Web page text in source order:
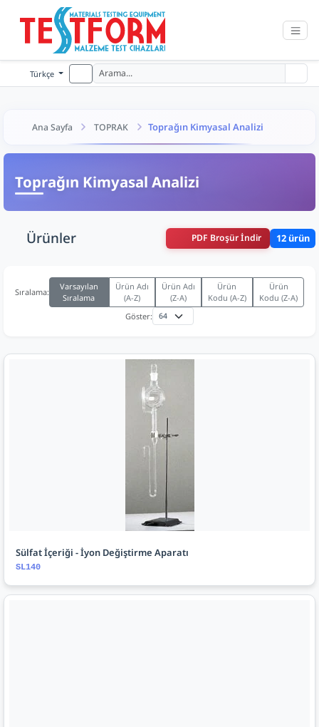
Türkçe
Ana Sayfa TOPRAK Toprağın Kimyasal Analizi
Toprağın Kimyasal Analizi
Ürünler PDF Broşür İndir 12 ürün
Sıralama:
Varsayılan
Sıralama
Ürün Adı
(A-Z)
Ürün Adı
(Z-A)
Ürün
Kodu (A-Z)
Ürün
Kodu (Z-A)
Göster:
Sülfat İçeriği - İyon Değiştirme Aparatı
SL140